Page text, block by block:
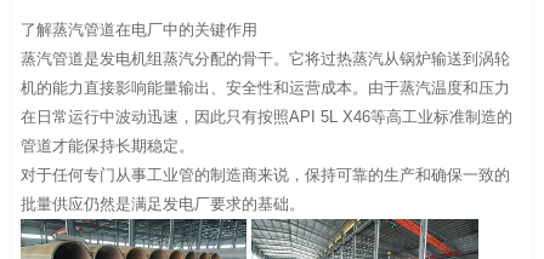
了解蒸汽管道在电厂中的关键作用
蒸汽管道是发电机组蒸汽分配的骨干。它将过热蒸汽从锅炉输送到涡轮
机的能力直接影响能量输出、安全性和运营成本。由于蒸汽温度和压力
在日常运行中波动迅速，因此只有按照API 5L X46等高工业标准制造的
管道才能保持长期稳定。
对于任何专门从事工业管的制造商来说，保持可靠的生产和确保一致的
批量供应仍然是满足发电厂要求的基础。